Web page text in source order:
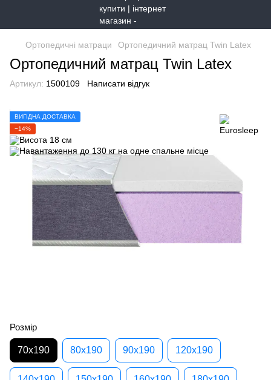
Ортопедичні матраци Ортопедичний матрац Twin Latex
Ортопедичний матрац Twin Latex
Артикул: 1500109 Написати відгук
ВИГІДНА ДОСТАВКА
−14%
Розмір
70х190 80х190 90х190 120х190